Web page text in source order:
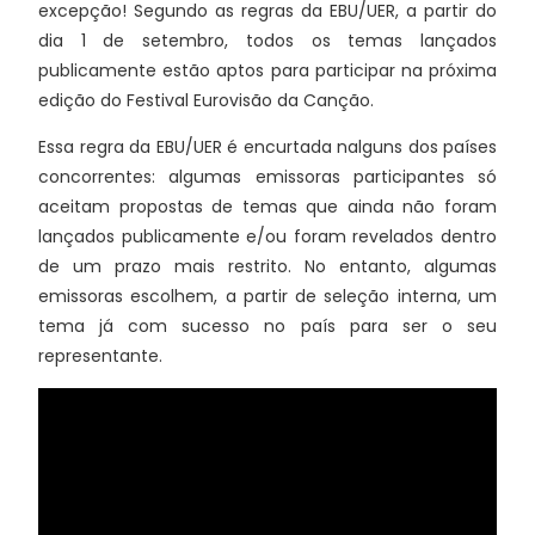
excepção! Segundo as regras da EBU/UER, a partir do
dia 1 de setembro, todos os temas lançados
publicamente estão aptos para participar na próxima
edição do Festival Eurovisão da Canção.
Essa regra da EBU/UER é encurtada nalguns dos países
concorrentes: algumas emissoras participantes só
aceitam propostas de temas que ainda não foram
lançados publicamente e/ou foram revelados dentro
de um prazo mais restrito. No entanto, algumas
emissoras escolhem, a partir de seleção interna, um
tema já com sucesso no país para ser o seu
representante.